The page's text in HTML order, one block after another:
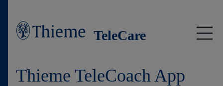
TeleCare
Thieme TeleCoach App